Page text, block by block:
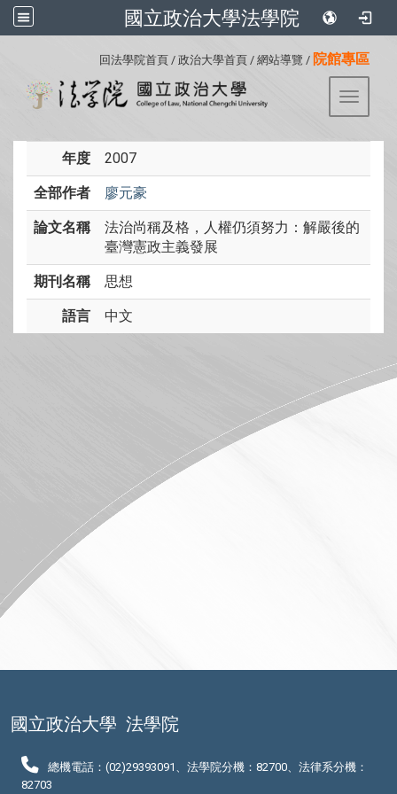
國立政治大學法學院
回法學院首頁 / 政治大學首頁 / 網站導覽 / 院館專區
Toggle
年度 2007
全部作者 廖元豪
論文名稱
法治尚稱及格，人權仍須努力：解嚴後的
臺灣憲政主義發展
期刊名稱 思想
語言 中文
國立政治大學 法學院
總機電話：(02)29393091、法學院分機：82700、法律系分機：
82703